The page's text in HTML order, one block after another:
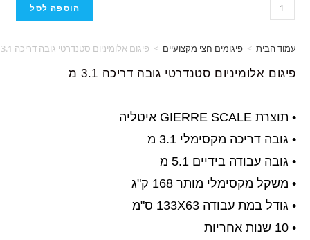
הוספה לסל
עמוד הבית > פיגומים חצי מקצועיים > פיגום אלומיניום סטנדרטי גובה דריכה 3.1 מ
פיגום אלומיניום סטנדרטי גובה דריכה 3.1 מ
• תוצרת GIERRE SCALE איטליה
• גובה דריכה מקסימלי 3.1 מ
• גובה עבודה בידיים 5.1 מ
• משקל מקסימלי מותר 168 ק"ג
• גודל במת עבודה 133X63 ס"מ